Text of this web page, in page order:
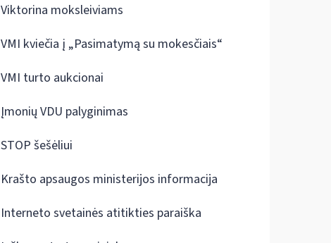
Viktorina moksleiviams
VMI kviečia į „Pasimatymą su mokesčiais“
VMI turto aukcionai
Įmonių VDU palyginimas
STOP šešėliui
Krašto apsaugos ministerijos informacija
Interneto svetainės atitikties paraiška